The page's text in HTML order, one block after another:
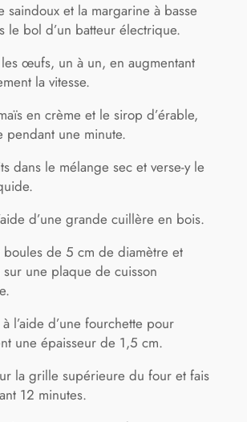
saindoux et la margarine à basse
le bol d’un batteur électrique.
les œufs, un à un, en augmentant
la vitesse.
en crème et le sirop d’érable,
pendant une minute.
dans le mélange sec et verse-y le
d’une grande cuillère en bois.
boules de 5 cm de diamètre et
sur une plaque de cuisson
l’aide d’une fourchette pour
une épaisseur de 1,5 cm.
la grille supérieure du four et fais
12 minutes.